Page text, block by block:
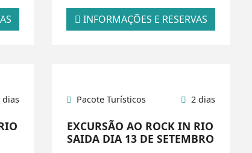
INFORMAÇÕES E RESERVAS
dias Pacote Turísticos 2 dias
EXCURSÃO AO ROCK IN RIO
SAIDA DIA 13 DE SETEMBRO